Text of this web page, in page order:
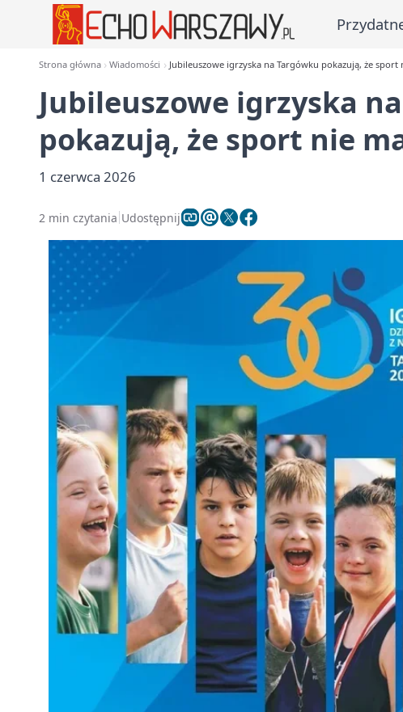
Strona główna Wiadomości Jubileuszowe igrzyska na Targówku pokazują, że sport
Jubileuszowe igrzyska
pokazują, że sport nie
1 czerwca 2026
2 min czytania Udostępnij